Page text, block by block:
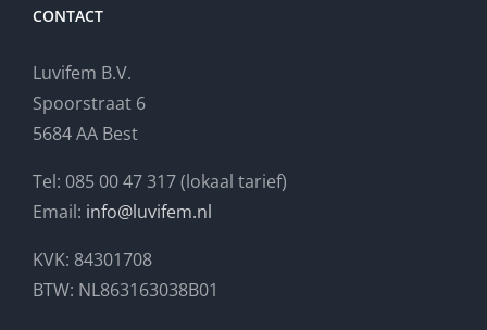
CONTACT
Luvifem B.V.
Spoorstraat 6
5684 AA Best
Tel: 085 00 47 317 (lokaal tarief)
Email: info@luvifem.nl
KVK: 84301708
BTW: NL863163038B01